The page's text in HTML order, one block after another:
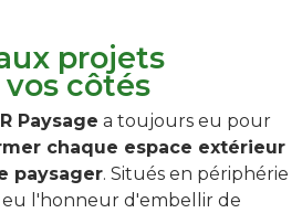
projets
vos côtés
Paysage a toujours eu pour
chaque espace extérieur
paysager. Situés en périphérie
eu l'honneur d'embellir de